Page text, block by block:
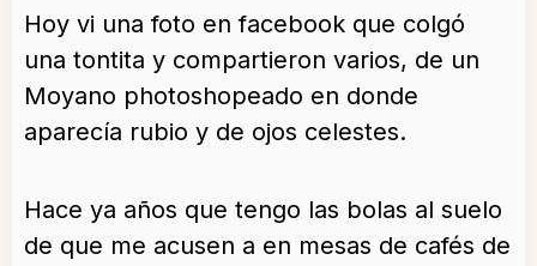
Hoy vi una foto en facebook que colgó
una tontita y compartieron varios, de un
Moyano photoshopeado en donde
aparecía rubio y de ojos celestes.
Hace ya años que tengo las bolas al suelo
de que me acusen a en mesas de cafés de